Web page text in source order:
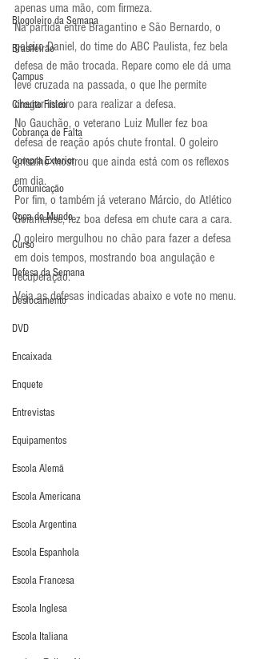
Blogoleiro da Semana
Brasileirão
Campus
Circuito Físico
Cobrança de Falta
Compra Exterior
Comunicação
Copa do Mundo
Curso
Defesa da Semana
Deslocamento
DVD
Encaixada
Enquete
Entrevistas
Equipamentos
Escola Alemã
Escola Americana
Escola Argentina
Escola Espanhola
Escola Francesa
Escola Inglesa
Escola Italiana
apenas uma mão, com firmeza.
Na partida entre Bragantino e São Bernardo, o
goleiro Daniel, do time do ABC Paulista, fez bela
defesa de mão trocada. Repare como ele dá uma
leve cruzada na passada, o que lhe permite
chegar inteiro para realizar a defesa.
No Gauchão, o veterano Luiz Muller fez boa
defesa de reação após chute frontal. O goleiro
grisalho mostrou que ainda está com os reflexos
em dia.
Por fim, o também já veterano Márcio, do Atlético
Goianiense, fez boa defesa em chute cara a cara.
O goleiro mergulhou no chão para fazer a defesa
em dois tempos, mostrando boa angulação e
recuperação.
Veja as defesas indicadas abaixo e vote no menu.